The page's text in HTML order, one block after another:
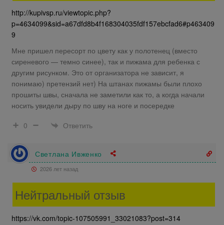
http://kupivsp.ru/viewtopic.php?
p=4634099&sid=a67dfd8b4f168304035fdf157ebcfad6#p463409
9
Мне пришел пересорт по цвету как у полотенец (вместо
сиреневого — темно синее), так и пижама для ребенка с
другим рисунком. Это от организатора не зависит, я
понимаю) претензий нет) На штанах пижамы были плохо
прошиты швы, сначала не заметили как то, а когда начали
носить увидели дыру по шву на ноге и посередке
0
Ответить
Светлана Ивженко
2026 лет назад
Нейтральный отзыв
https://vk.com/topic-107505991_33021083?post=314